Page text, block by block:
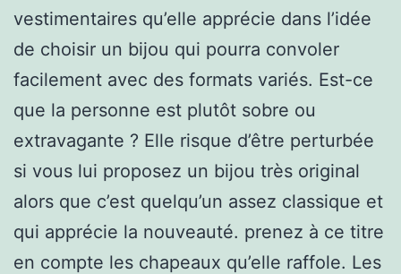
vestimentaires qu’elle apprécie dans l’idée
de choisir un bijou qui pourra convoler
facilement avec des formats variés. Est-ce
que la personne est plutôt sobre ou
extravagante ? Elle risque d’être perturbée
si vous lui proposez un bijou très original
alors que c’est quelqu’un assez classique et
qui apprécie la nouveauté. prenez à ce titre
en compte les chapeaux qu’elle raffole. Les